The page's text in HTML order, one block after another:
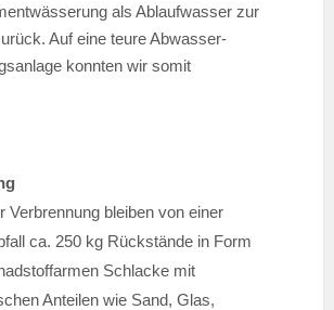
als Ablaufwasser zur
Auf eine teure Abwasser-
konnten wir somit
Verbrennung bleiben von einer
ca. 250 kg Rückstände in Form
Schlacke mit
Anteilen wie Sand, Glas,